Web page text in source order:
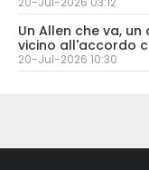
Un Allen che va,
vicino all'accordo
20-Jul-2026 10:30